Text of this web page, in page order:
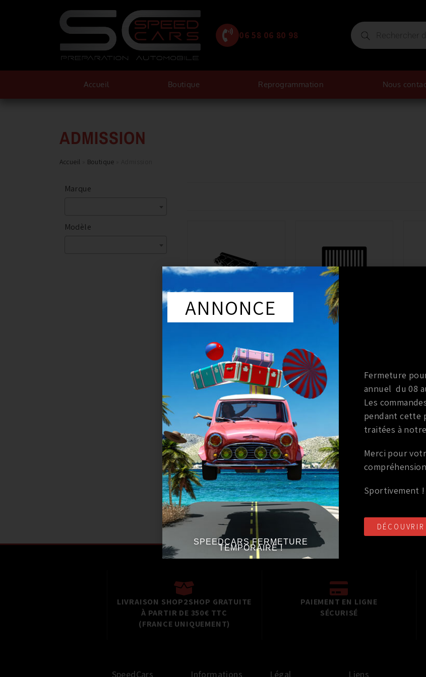
06 58 06 80 98
Accueil Boutique Reprogrammation Nous
ADMISSION
Accueil Boutique
Marque
Modèle
PLENUM /
D'ADMISSION(8)
FILTRE À AIR
NETTOYANT(2)
PIÈCE OEM (ORIGINE)
(27)
LIVRAISON SHOP2SHOP GRATUITE
À PARTIR DE 350€ TTC
(FRANCE UNIQUEMENT)
PAIEMENT EN LIGNE
SÉCURISÉ
SpeedCars Informations Légal Liens
ANNONCE
SPEEDCARS FERMETURE
TEMPORAIRE !
Fermeture
annuel du 08
Les
pendant cette
traitées à
Merci pour
Sportivement !